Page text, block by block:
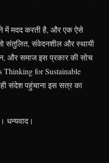
में मदद करती है, और एक ऐसे
संतुलित, संवेदनशील और स्थायी
और समाज इस प्रकार की सोच
for Sustainable
संदेश पहुंचाना इस सत्र का
धन्यवाद।